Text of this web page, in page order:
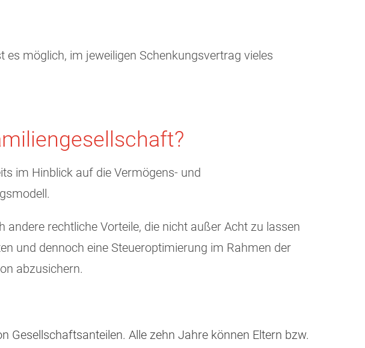
es möglich, im jeweiligen Schenkungsvertrag vieles
im Hinblick auf die Vermögens- und
rechtliche Vorteile, die nicht außer Acht zu lassen
und dennoch eine Steueroptimierung im Rahmen der
abzusichern.
Gesellschaftsanteilen. Alle zehn Jahre können Eltern bzw.